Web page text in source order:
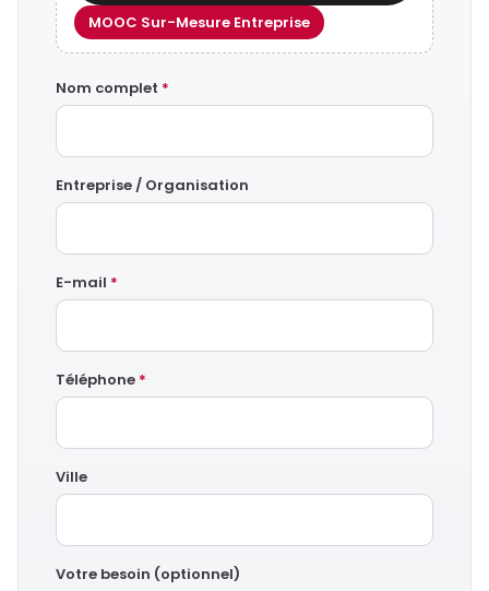
MOOC Sur-Mesure Entreprise
Nom complet *
Entreprise / Organisation
E-mail *
Téléphone *
Ville
Votre besoin (optionnel)